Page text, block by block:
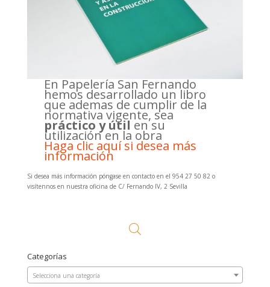
En Papelería San Fernando
hemos desarrollado un libro
que ademas de cumplir de la
normativa vigente, sea
práctico y útil en su
utilización en la obra
Haga clic aquí si desea más
información
Si desea más información póngase en contacto en el 954 27 50 82 o
visítennos en nuestra oficina de C/ Fernando IV, 2 Sevilla
Categorías
Selecciona una categoría